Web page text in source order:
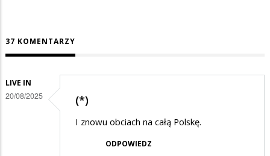
37 KOMENTARZY
LIVE IN
20/08/2025 (*)
I znowu obciach na całą Polskę.
ODPOWIEDZ